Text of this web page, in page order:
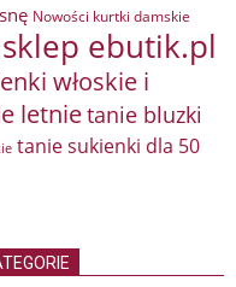
Nowości kurtki damskie
sklep ebutik.pl
włoskie i
letnietanie bluzki
tanie sukienki dla 50